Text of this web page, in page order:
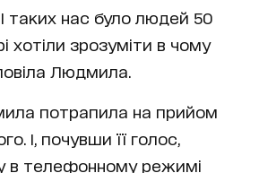
таких нас було людей 50
хотіли зрозуміти в чому
Людмила.
потрапила на прийом
І, почувши її голос,
в телефонному режимі